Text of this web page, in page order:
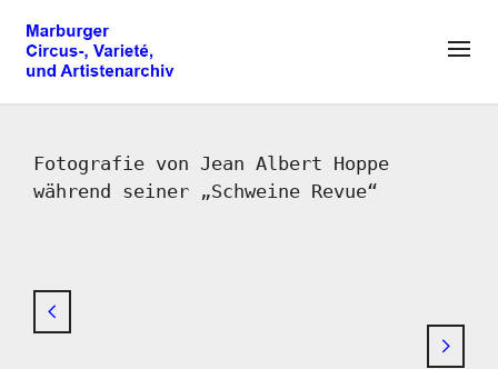
Fotografie von Jean Albert Hoppe
während seiner „Schweine Revue“